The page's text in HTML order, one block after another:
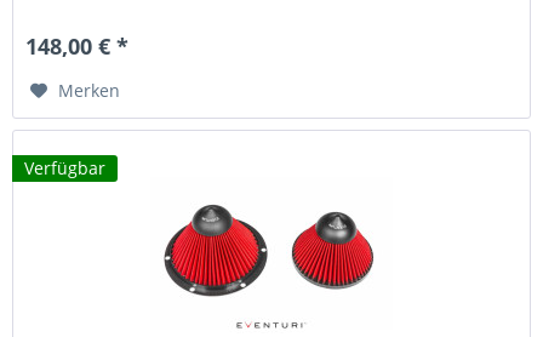
148,00 € *
Merken
Verfügbar